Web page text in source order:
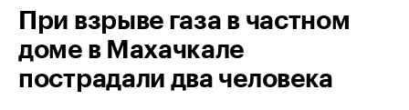
При взрыве газа в частном
доме в Махачкале
пострадали два человека